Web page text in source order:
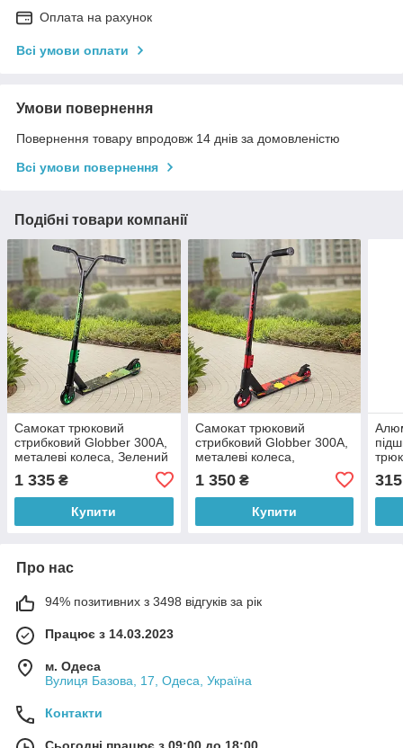
Оплата на рахунок
Всі умови оплати
Умови повернення
Повернення товару впродовж 14 днів за домовленістю
Всі умови повернення
Подібні товари компанії
Самокат трюковий
стрибковий Globber 300A,
металеві колеса, Зелений
1 335 ₴
Купити
Самокат трюковий
стрибковий Globber 300A,
металеві колеса,
1 350₴
Купити
315
Про нас
94% позитивних з 3498 відгуків за рік
Працює з 14.03.2023
м. Одеса
Вулиця Базова, 17, Одеса, Україна
Контакти